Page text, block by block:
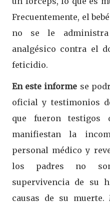
Frecuentemente, el
no se le
analgésico contra el
feticidio.
En este informe se
oficial y testimonios
que fueron testigos
manifiestan la
personal médico y
los padres no
supervivencia de su
causas de su